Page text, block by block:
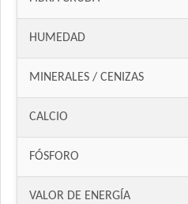
HUMEDAD
MINERALES / CENIZAS
CALCIO
FÓSFORO
VALOR DE ENERGÍA